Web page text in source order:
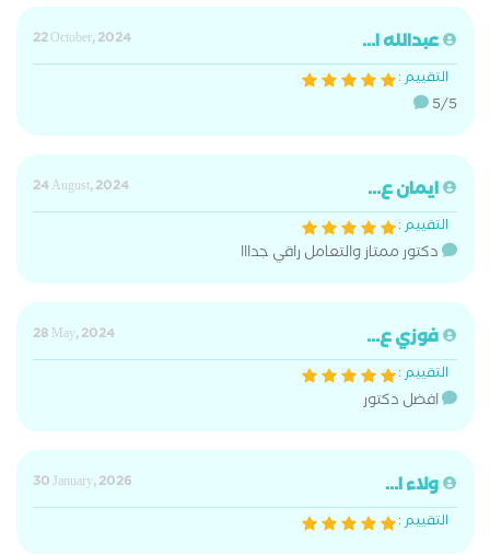
عبدالله ا...
22 October, 2024
التقييم :
5/5
ايمان ع...
24 August, 2024
التقييم :
دكتور ممتاز والتعامل راقي جدااا
فوزي ع...
28 May, 2024
التقييم :
افضل دكتور
ولاء ا...
30 January, 2026
التقييم :